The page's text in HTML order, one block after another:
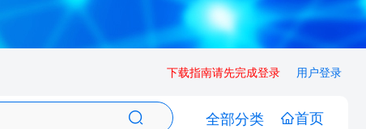
下载指南请先完成登录 用户登录
全部分类 首页